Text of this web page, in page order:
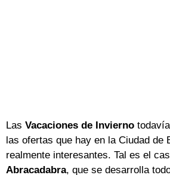
Las Vacaciones de Invierno
las ofertas que hay en la Ciudad de
realmente interesantes. Tal es el
Abracadabra, que se desarrolla